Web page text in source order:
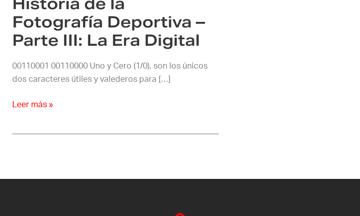
Fotografía Deportiva –
Parte III: La Era Digital
00110001 00110000 Uno y Cero (1/0), son los únicos
dos caracteres útiles y valederos para […]
Era
Digital
Leer más »